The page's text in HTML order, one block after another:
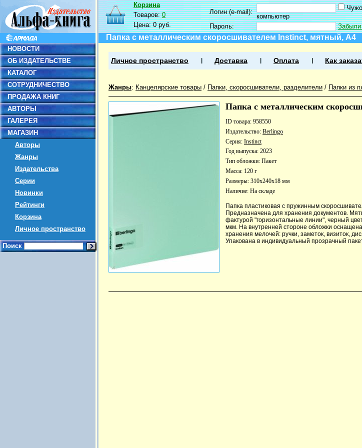
НОВОСТИ
ОБ ИЗДАТЕЛЬСТВЕ
КАТАЛОГ
СОТРУДНИЧЕСТВО
ПРОДАЖА КНИГ
АВТОРЫ
ГАЛЕРЕЯ
МАГАЗИН
Авторы
Жанры
Издательства
Серии
Новинки
Рейтинги
Корзина
Личное пространство
Поиск
Корзина
Товаров:0
Цена:0 руб.
Логин (e-mail):
компьютер
Пароль:
Забыли
Папка с металлическим скоросшивателем Instinct, мятный, А4
Личное пространство Доставка Оплата Как
Жанры: Канцелярские товары / Папки, скоросшиватели, разделители / Папки из
Папка с металлическим
ID товара: 958550
Издательство: Berlingo
Серия: Instinct
Год выпуска: 2023
Тип обложки: Пакет
Масса: 120 г
Размеры: 310x240x18 мм
Наличие: На складе
Папка пластиковая с пружинным
Предназначена для хранения документов.
фактурой "горизонтальные линии", черный
мкм. На внутренней стороне обложки
хранения мелочей: ручки, заметок, визиток,
Упакована в индивидуальный прозрачный